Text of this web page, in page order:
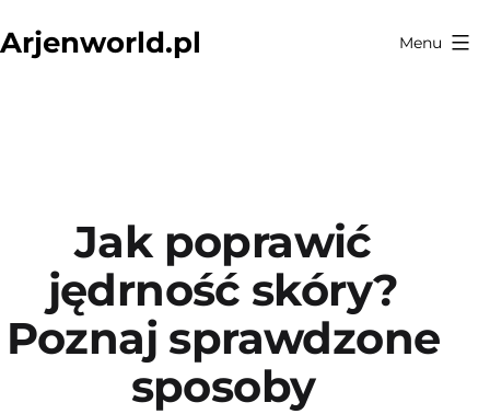
do
Arjenworld.pl Menu
Jak poprawić
jędrność skóry?
Poznaj sprawdzone
sposoby